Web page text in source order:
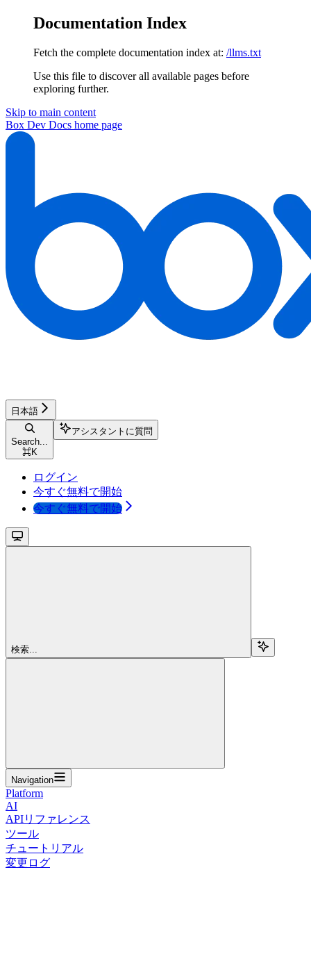
Documentation Index
Fetch the complete documentation index at: /llms.txt
Use this file to discover all available pages before
exploring further.
Skip to main content
Box Dev Docs home page
日本語
Search...
⌘K
アシスタントに質問
ログイン
今すぐ無料で開始
今すぐ無料で開始
検索...
Navigation
Platform
AI
APIリファレンス
ツール
チュートリアル
変更ログ